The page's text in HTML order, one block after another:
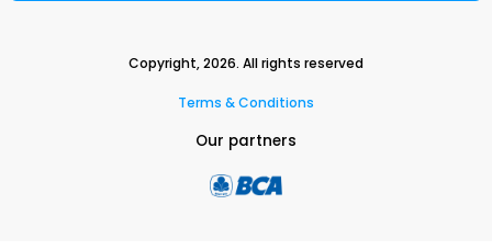
Copyright,2026. All rights reserved
Terms & Conditions
Our partners